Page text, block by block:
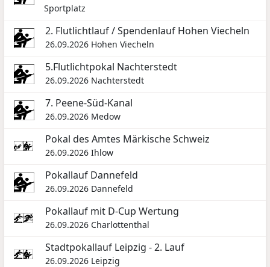
Sportplatz
2. Flutlichtlauf / Spendenlauf Hohen Viecheln
26.09.2026 Hohen Viecheln
5.Flutlichtpokal Nachterstedt
26.09.2026 Nachterstedt
7. Peene-Süd-Kanal
26.09.2026 Medow
Pokal des Amtes Märkische Schweiz
26.09.2026 Ihlow
Pokallauf Dannefeld
26.09.2026 Dannefeld
Pokallauf mit D-Cup Wertung
26.09.2026 Charlottenthal
Stadtpokallauf Leipzig - 2. Lauf
26.09.2026 Leipzig